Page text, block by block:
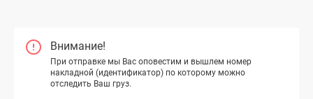
Внимание!
При отправке мы Вас оповестим и вышлем номер
накладной (идентификатор) по которому можно
отследить Ваш груз.